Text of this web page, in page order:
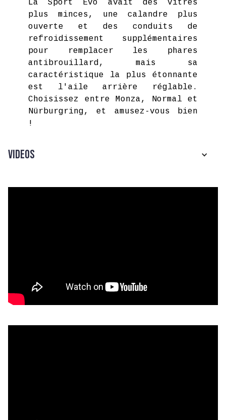
La Sport Evo avait des vitres
plus minces, une calandre plus
ouverte et des conduits de
refroidissement supplémentaires
pour remplacer les phares
antibrouillard, mais sa
caractéristique la plus étonnante
est l'aile arrière réglable.
Choisissez entre Monza, Normal et
Nürburgring, et amusez-vous bien
!
Videos